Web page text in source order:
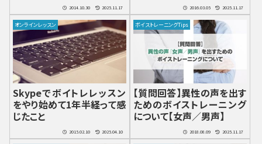
2014.10.30 2025.11.17 2016.03.05 2025.11.17
オンラインレッスン
Skypeでボイトレレッスン
をやり始めて1年半経って感
じたこと
2015.02.10 2025.04.10
ボイストレーニングTips
【質問回答】異性の声を出す
ためのボイストレーニング
について【女声／男声】
2018.08.09 2025.11.17